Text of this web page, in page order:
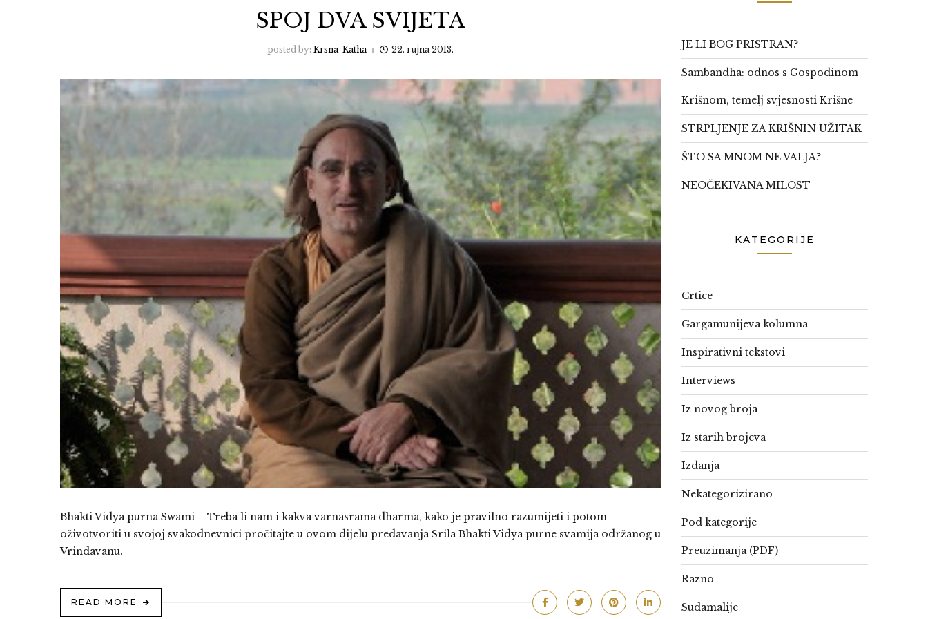
SPOJ DVA SVIJETA
posted by: Krsna-Katha 22. rujna 2013.
Bhakti Vidya purna Swami – Treba li nam i kakva varnasrama dharma, kako je pravilno razumijeti i potom
oživotvoriti u svojoj svakodnevnici pročitajte u ovom dijelu predavanja Srila Bhakti Vidya purne svamija održanog u
Vrindavanu.
READ MORE
JE LI BOG PRISTRAN?
Sambandha: odnos s Gospodinom
Krišnom, temelj svjesnosti Krišne
STRPLJENJE ZA KRIŠNIN UŽITAK
ŠTO SA MNOM NE VALJA?
NEOČEKIVANA MILOST
KATEGORIJE
Crtice
Gargamunijeva kolumna
Inspirativni tekstovi
Interviews
Iz novog broja
Iz starih brojeva
Izdanja
Nekategorizirano
Pod kategorije
Preuzimanja (PDF)
Razno
Sudamalije